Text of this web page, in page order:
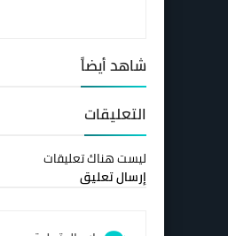
شاهد أيضاً
التعليقات
ليست هناك تعليقات
إرسال تعليق